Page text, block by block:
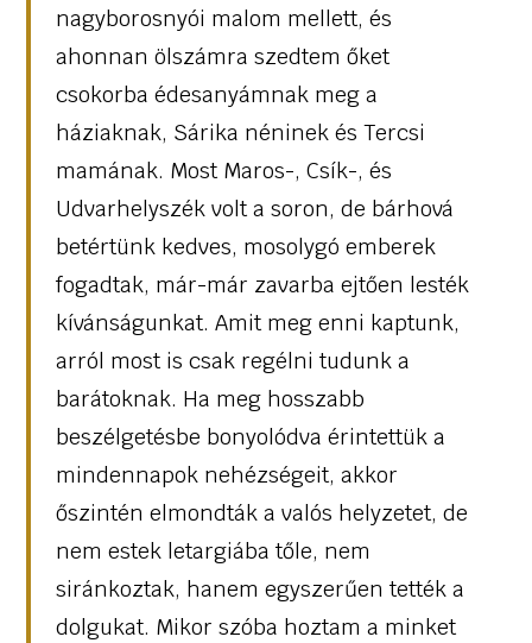
nagyborosnyói malom mellett, és
ahonnan ölszámra szedtem őket
csokorba édesanyámnak meg a
háziaknak, Sárika néninek és Tercsi
mamának. Most Maros-, Csík-, és
Udvarhelyszék volt a soron, de bárhová
betértünk kedves, mosolygó emberek
fogadtak, már-már zavarba ejtően lesték
kívánságunkat. Amit meg enni kaptunk,
arról most is csak regélni tudunk a
barátoknak. Ha meg hosszabb
beszélgetésbe bonyolódva érintettük a
mindennapok nehézségeit, akkor
őszintén elmondták a valós helyzetet, de
nem estek letargiába tőle, nem
siránkoztak, hanem egyszerűen tették a
dolgukat. Mikor szóba hoztam a minket